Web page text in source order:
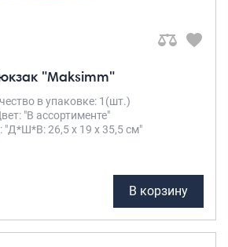
"Maksimm"
в упаковке: 1(шт.)
"В ассортименте"
"Д*Ш*В: 26,5 х 19 х 35,5 см"
В корзину